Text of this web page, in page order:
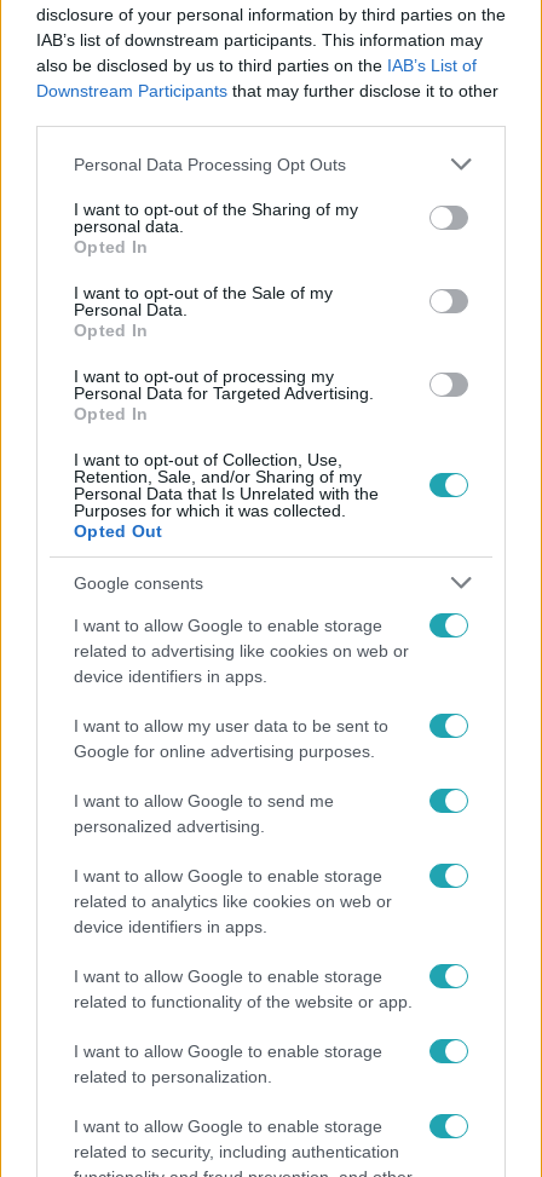
disclosure of your personal information by third parties on the
IAB’s list of downstream participants. This information may
also be disclosed by us to third parties on the IAB’s List of
Downstream Participants that may further disclose it to other
Please note that this website/app uses one or more Google
not limited to your visit or usage behaviour. You may click to
grant or deny consent to Google and its third-party tags to
use your data for below specified purposes in below Google
consent section.
Personal Data Processing Opt Outs
I want to opt-out of the Sharing of my
personal data.
Opted In
I want to opt-out of the Sale of my
Personal Data.
Opted In
I want to opt-out of processing my
Personal Data for Targeted Advertising.
Opted In
I want to opt-out of Collection, Use,
Retention, Sale, and/or Sharing of my
Personal Data that Is Unrelated with the
Purposes for which it was collected.
Opted Out
Google consents
I want to allow Google to enable storage
related to advertising like cookies on web or
device identifiers in apps.
I want to allow my user data to be sent to
Google for online advertising purposes.
I want to allow Google to send me
personalized advertising.
I want to allow Google to enable storage
related to analytics like cookies on web or
device identifiers in apps.
I want to allow Google to enable storage
related to functionality of the website or app.
I want to allow Google to enable storage
related to personalization.
I want to allow Google to enable storage
related to security, including authentication
#KÜLFÖLD #IRÁN # FEJKENDŐ
#ERKÖLCSRENDÉSZET #BÁNTALMAZÁS #ÉDESANYA
Népszerű
A fiataloknak üzent Majka: „Hagyjátok ezt abba,
ez nagyon ciki!”
Életmód
Minden nyáron ezt a receptet keresik: így lesz
tökéletes a kovászos uborka